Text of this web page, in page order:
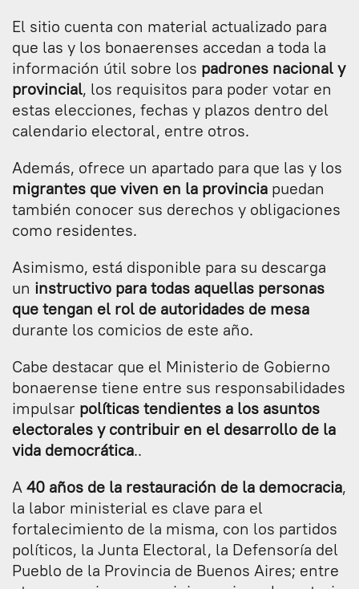
El sitio cuenta con material actualizado para
que las y los bonaerenses accedan a toda la
información útil sobre los padrones nacional y
provincial, los requisitos para poder votar en
estas elecciones, fechas y plazos dentro del
calendario electoral, entre otros.
Además, ofrece un apartado para que las y los
migrantes que viven en la provincia puedan
también conocer sus derechos y obligaciones
como residentes.
Asimismo, está disponible para su descarga
un instructivo para todas aquellas personas
que tengan el rol de autoridades de mesa
durante los comicios de este año.
Cabe destacar que el Ministerio de Gobierno
bonaerense tiene entre sus responsabilidades
impulsar políticas tendientes a los asuntos
electorales y contribuir en el desarrollo de la
vida democrática..
A 40 años de la restauración de la democracia,
la labor ministerial es clave para el
fortalecimiento de la misma, con los partidos
políticos, la Junta Electoral, la Defensoría del
Pueblo de la Provincia de Buenos Aires; entre